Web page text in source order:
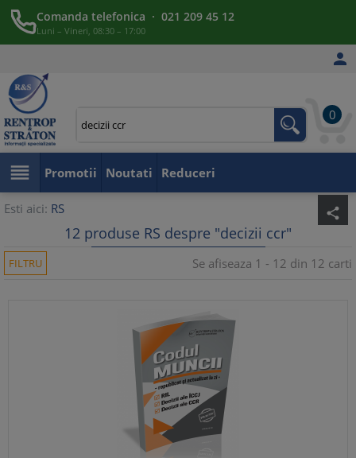
Comanda telefonica · 021 209 45 12
Luni – Vineri, 08:30 – 17:00

0
 Promotii Noutati Reduceri
Esti aici: RS share
12 produse RS despre "decizii ccr"
FILTRU Se afiseaza 1 - 12 din 12 carti